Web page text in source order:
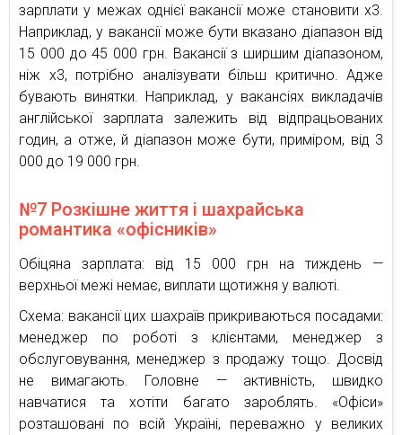
зарплати у межах однієї вакансії може становити х3.
Наприклад, у вакансії може бути вказано діапазон від
15 000 до 45 000 грн. Вакансії з ширшим діапазоном,
ніж х3, потрібно аналізувати більш критично. Адже
бувають винятки. Наприклад, у вакансіях викладачів
англійської зарплата залежить від відпрацьованих
годин, а отже, й діапазон може бути, приміром, від 3
000 до 19 000 грн.
№7 Розкішне життя і шахрайська
романтика «офісників»
Обіцяна зарплата: від 15 000 грн на тиждень —
верхньої межі немає, виплати щотижня у валюті.
Схема: вакансії цих шахраїв прикриваються посадами:
менеджер по роботі з клієнтами, менеджер з
обслуговування, менеджер з продажу тощо. Досвід
не вимагають. Головне — активність, швидко
навчатися та хотіти багато зароблять. «Офіси»
розташовані по всій Україні, переважно у великих